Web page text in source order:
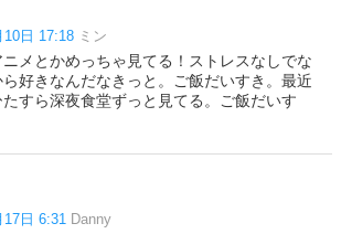
10日 17:18 ミン
メとかめっちゃ見てる！ストレスなしでな
好きなんだなきっと。ご飯だいすき。最近
すら深夜食堂ずっと見てる。ご飯だいす
17日 6:31 Danny